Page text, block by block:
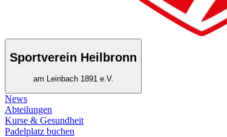
Sportverein Heilbronn
am Leinbach 1891 e.V.
News
Abteilungen
Kurse & Gesundheit
Padelplatz buchen